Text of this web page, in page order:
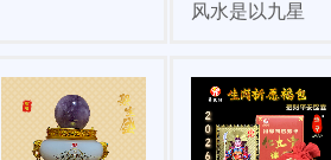
风水是以九星